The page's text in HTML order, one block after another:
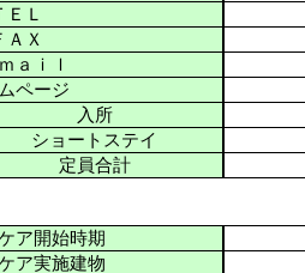
ＥＬ
ＡＸ
ａｉｌ
ページ
入所
ショートステイ
定員合計
ア開始時期
ア実施建物